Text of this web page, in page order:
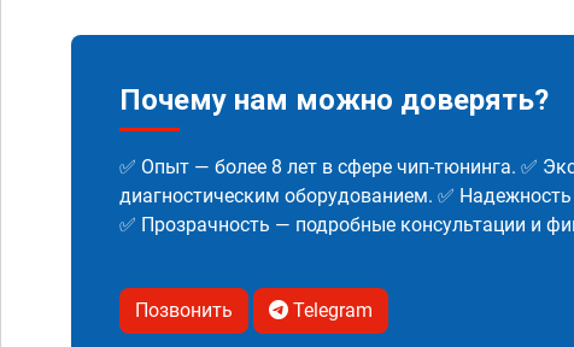
Почему нам можно доверять?
✅ Опыт — более 8 лет в сфере чип-тюнинга. ✅
диагностическим оборудованием. ✅
✅ Прозрачность — подробные консультации и
Позвонить Telegram